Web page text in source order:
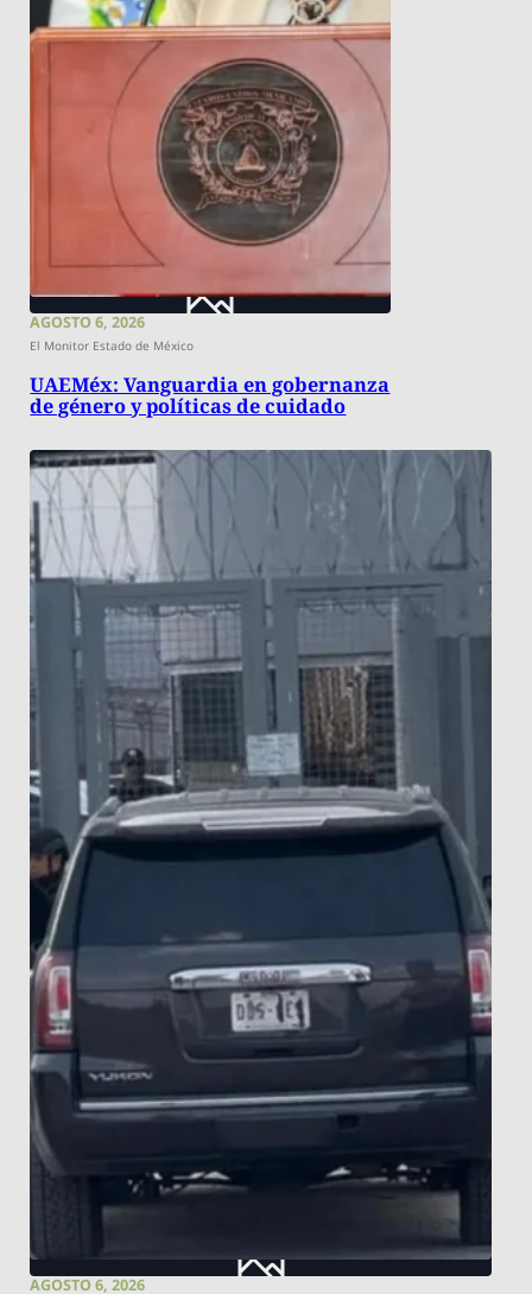
AGOSTO 6, 2026
El Monitor Estado de México
UAEMéx: Vanguardia en gobernanza
de género y políticas de cuidado
AGOSTO 6, 2026